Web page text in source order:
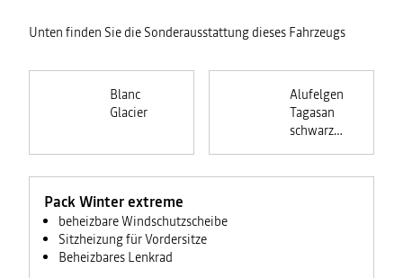
Unten finden Sie die Sonderausstattung dieses Fahrzeugs
Blanc
Glacier
Alufelgen
Tagasan
schwarz
Pack Winter extreme
beheizbare Windschutzscheibe
Sitzheizung für Vordersitze
Beheizbares Lenkrad